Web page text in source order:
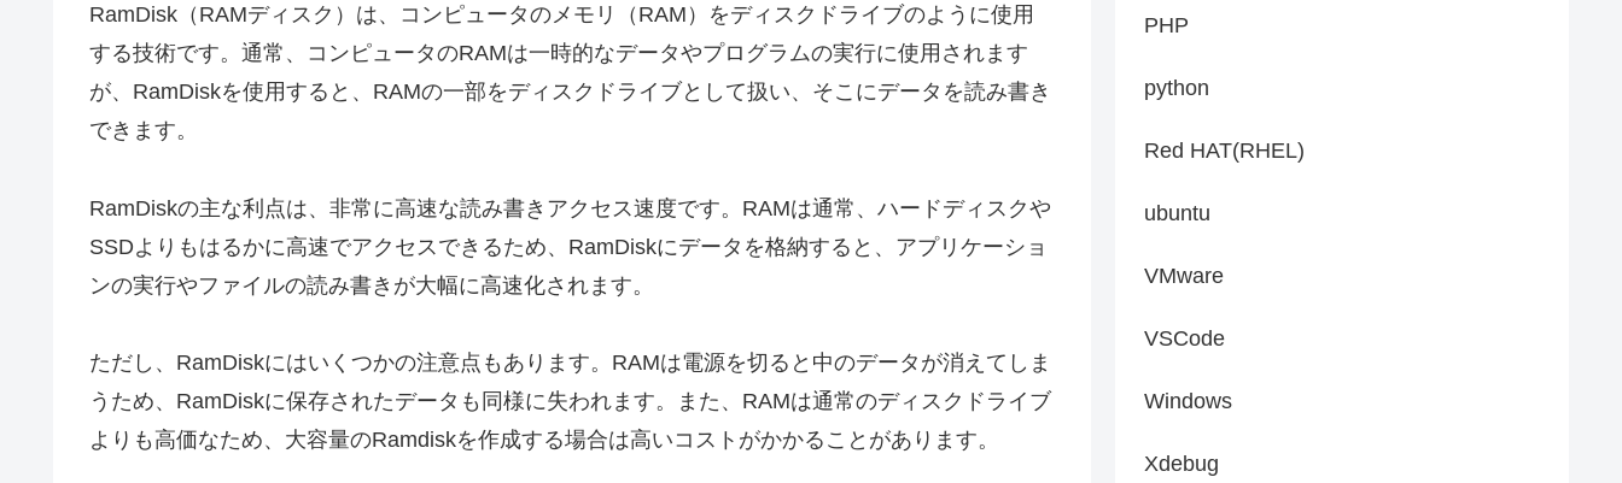
RamDisk（RAMディスク）は、コンピュータのメモリ（RAM）をディスクドライブのように使用
する技術です。通常、コンピュータのRAMは一時的なデータやプログラムの実行に使用されます
が、RamDiskを使用すると、RAMの一部をディスクドライブとして扱い、そこにデータを読み書き
できます。
RamDiskの主な利点は、非常に高速な読み書きアクセス速度です。RAMは通常、ハードディスクや
SSDよりもはるかに高速でアクセスできるため、RamDiskにデータを格納すると、アプリケーショ
ンの実行やファイルの読み書きが大幅に高速化されます。
ただし、RamDiskにはいくつかの注意点もあります。RAMは電源を切ると中のデータが消えてしま
うため、RamDiskに保存されたデータも同様に失われます。また、RAMは通常のディスクドライブ
よりも高価なため、大容量のRamdiskを作成する場合は高いコストがかかることがあります。
PHP
python
Red HAT(RHEL)
ubuntu
VMware
VSCode
Windows
Xdebug